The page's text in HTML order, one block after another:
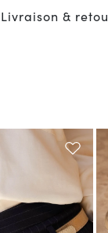
Livraison &